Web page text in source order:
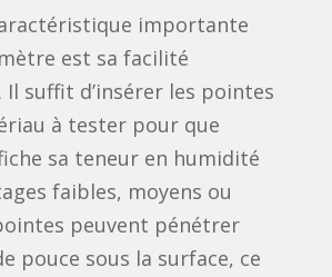
importante
est sa facilité
Il suffit d’insérer les pointes
à tester pour que
sa teneur en humidité
faibles, moyens ou
peuvent pénétrer
pouce sous la surface, ce